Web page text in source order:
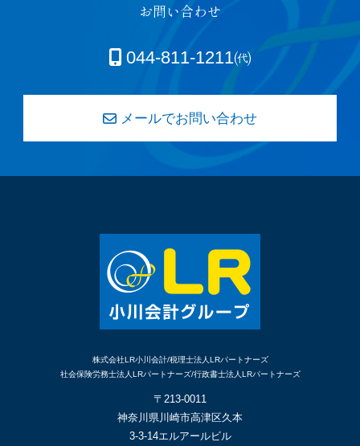
お問い合わせ
044-811-1211㈹
メールでお問い合わせ
株式会社LR小川会計/税理士法人LRパートナーズ
社会保険労務士法人LRパートナーズ/行政書士法人LRパートナーズ
〒213-0011
神奈川県川崎市高津区久本
3-3-14エルアールビル